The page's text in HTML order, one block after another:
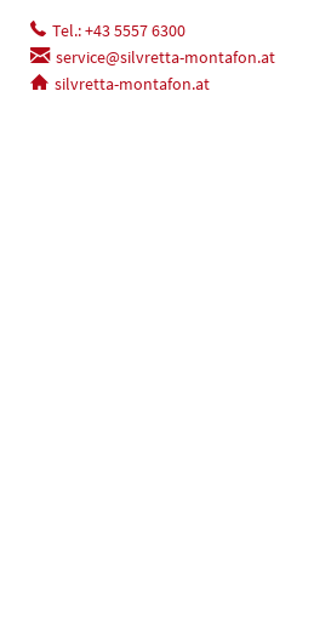
Tel.: +43 5557 6300
service@silvretta-montafon.at
silvretta-montafon.at